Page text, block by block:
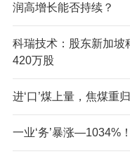
润高增长能否持续？
科瑞技术：股东新加坡
420万股
进‘口’煤上量，焦煤重
一业‘务’暴涨—1034%